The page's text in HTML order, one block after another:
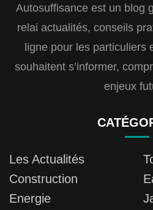
Autosuffisance est un blog
relai actualités, conseils
ligne pour les particuliers
souhaitent s’informer,
enjeux
Les Actualités
Construction
Energie